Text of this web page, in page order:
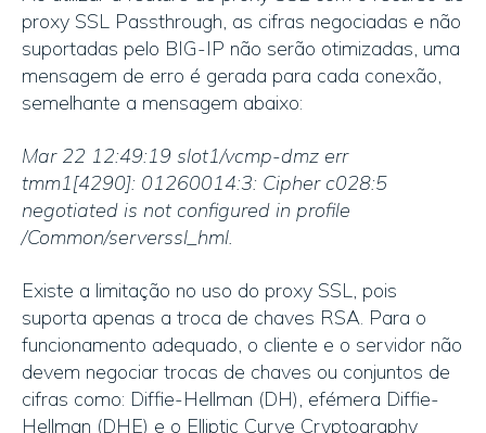
proxy SSL Passthrough, as cifras negociadas e não
suportadas pelo BIG-IP não serão otimizadas, uma
mensagem de erro é gerada para cada conexão,
semelhante a mensagem abaixo:
Mar 22 12:49:19 slot1/vcmp-dmz err
tmm1[4290]: 01260014:3: Cipher c028:5
negotiated is not configured in profile
/Common/serverssl_hml.
Existe a limitação no uso do proxy SSL, pois
suporta apenas a troca de chaves RSA. Para o
funcionamento adequado, o cliente e o servidor não
devem negociar trocas de chaves ou conjuntos de
cifras como: Diffie-Hellman (DH), efémera Diffie-
Hellman (DHE) e o Elliptic Curve Cryptography